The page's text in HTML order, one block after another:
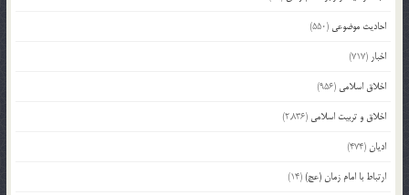
احادیث موضوعی (550)
اخبار (717)
اخلاق اسلامی (956)
اخلاق و تربیت اسلامی (2,836)
ادیان(474)
ارتباط با امام زمان (عج)(14)